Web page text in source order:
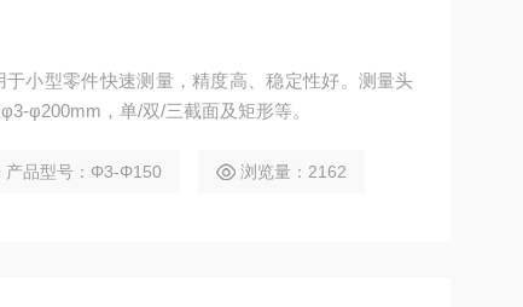
小型零件快速测量，精度高、稳定性好。测量头
φ200mm，单/双/三截面及矩形等。
产品型号：Φ3-Φ150 浏览量：2162